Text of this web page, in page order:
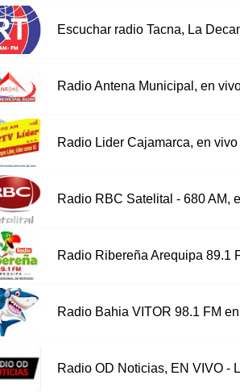
Escuchar radio Tacna, La
Radio Antena Municipal, en
Radio Lider Cajamarca, en vivo
Radio RBC Satelital - 680 AM,
Radio Ribereña Arequipa 89.1
Radio Bahia VITOR 98.1 FM
Radio OD Noticias, EN VIVO -